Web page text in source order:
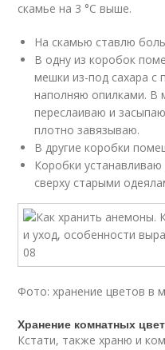
скамье на 3 °C выше.
На скамью ставлю
В одну из коробок
мешки из-под сахара с
наполняю опилками. В
переслаиваю и
плотно завязываю.
В другие коробки
Коробки устанавливаю
сверху старыми
Фото: хранение цветов в
Хранение комнатных
Кстати, также храню и